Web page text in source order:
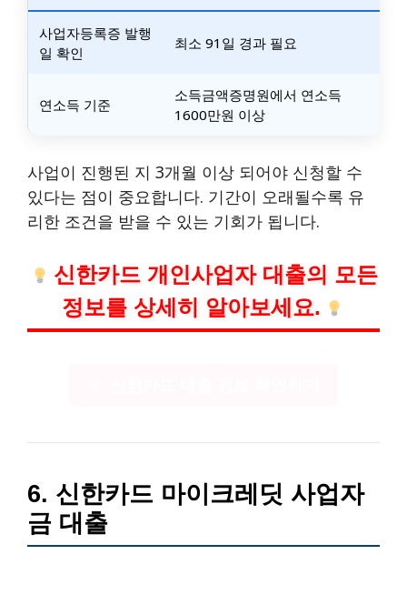
사업자등록증 발행
일 확인
최소 91일 경과 필요
연소득 기준
소득금액증명원에서 연소득
1600만원 이상
사업이 진행된 지 3개월 이상 되어야 신청할 수
있다는 점이 중요합니다. 기간이 오래될수록 유
리한 조건을 받을 수 있는 기회가 됩니다.
신한카드 개인사업자 대출의 모든
정보를 상세히 알아보세요.
6. 신한카드 마이크레딧 사업자
금 대출